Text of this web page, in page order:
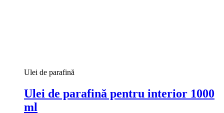
Ulei de parafină
Ulei de parafină pentru interior 1000
ml